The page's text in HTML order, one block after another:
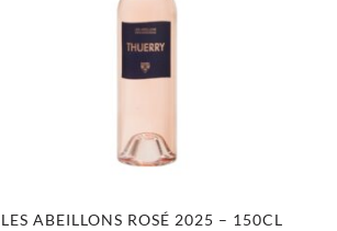
LES ABEILLONS ROSÉ 2025 – 150CL